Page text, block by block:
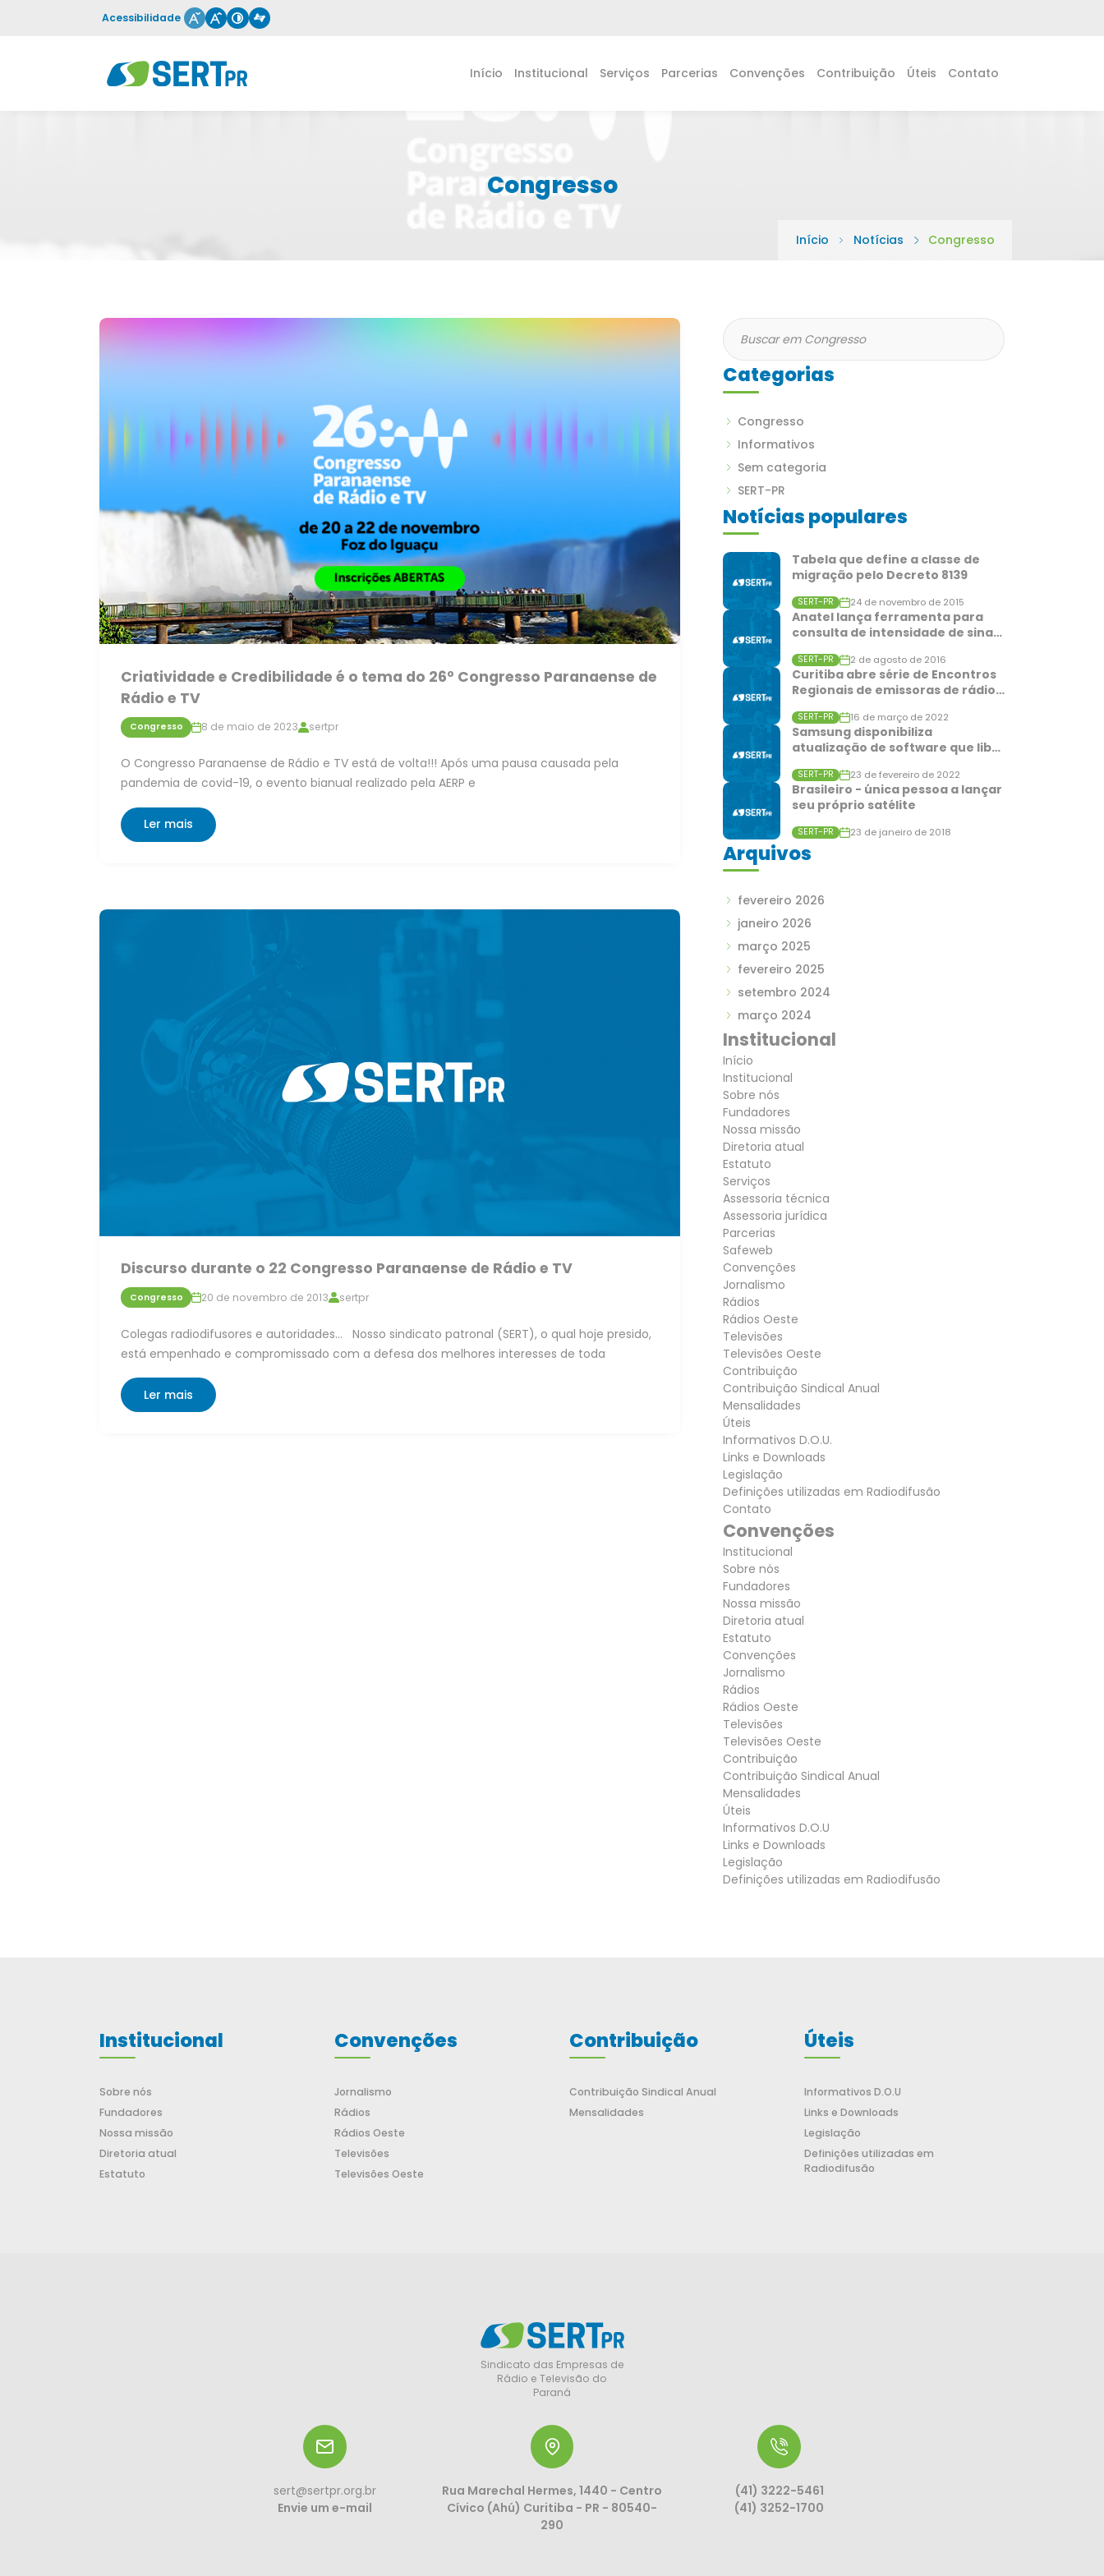
Acessibilidade
Início Institucional Serviços Parcerias Convenções Contribuição Úteis Contato
Congresso
Início Notícias Congresso
Criatividade e Credibilidade é o tema do 26º Congresso Paranaense de
Rádio e TV
Congresso 8 de maio de 2023 sertpr
O Congresso Paranaense de Rádio e TV está de volta!!! Após uma pausa causada pela
pandemia de covid-19, o evento bianual realizado pela AERP e
Ler mais
Discurso durante o 22 Congresso Paranaense de Rádio e TV
Congresso 20 de novembro de 2013 sertpr
Colegas radiodifusores e autoridades… Nosso sindicato patronal (SERT), o qual hoje presido,
está empenhado e compromissado com a defesa dos melhores interesses de toda
Ler mais
Categorias
Congresso
Informativos
Sem categoria
SERT-PR
Notícias populares
Tabela que define a classe de
migração pelo Decreto 8139
SERT-PR 24 de novembro de 2015
Anatel lança ferramenta para
consulta de intensidade de sina…
SERT-PR 2 de agosto de 2016
Curitiba abre série de Encontros
Regionais de emissoras de rádio…
SERT-PR 16 de março de 2022
Samsung disponibiliza
atualização de software que lib…
SERT-PR 23 de fevereiro de 2022
Brasileiro - única pessoa a lançar
seu próprio satélite
SERT-PR 23 de janeiro de 2018
Arquivos
fevereiro 2026
janeiro 2026
março 2025
fevereiro 2025
setembro 2024
março 2024
Institucional
Início
Institucional
Sobre nós
Fundadores
Nossa missão
Diretoria atual
Estatuto
Serviços
Assessoria técnica
Assessoria jurídica
Parcerias
Safeweb
Convenções
Jornalismo
Rádios
Rádios Oeste
Televisões
Televisões Oeste
Contribuição
Contribuição Sindical Anual
Mensalidades
Úteis
Informativos D.O.U.
Links e Downloads
Legislação
Definições utilizadas em Radiodifusão
Contato
Convenções
Institucional
Sobre nós
Fundadores
Nossa missão
Diretoria atual
Estatuto
Convenções
Jornalismo
Rádios
Rádios Oeste
Televisões
Televisões Oeste
Contribuição
Contribuição Sindical Anual
Mensalidades
Úteis
Informativos D.O.U
Links e Downloads
Legislação
Definições utilizadas em Radiodifusão
Institucional
Sobre nós
Fundadores
Nossa missão
Diretoria atual
Estatuto
Convenções
Jornalismo
Rádios
Rádios Oeste
Televisões
Televisões Oeste
Contribuição
Contribuição Sindical Anual
Mensalidades
Úteis
Informativos D.O.U
Links e Downloads
Legislação
Definições utilizadas em
Radiodifusão
Sindicato das Empresas de
Rádio e Televisão do
Paraná
sert@sertpr.org.br
Envie um e-mail
Rua Marechal Hermes, 1440 - Centro
Cívico (Ahú) Curitiba - PR - 80540-
290
(41) 3222-5461
(41) 3252-1700